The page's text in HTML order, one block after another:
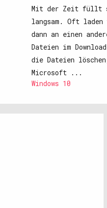
Mit der Zeit füllt
langsam. Oft
dann an einen
Dateien im
die Dateien
Microsoft ...
Windows 10